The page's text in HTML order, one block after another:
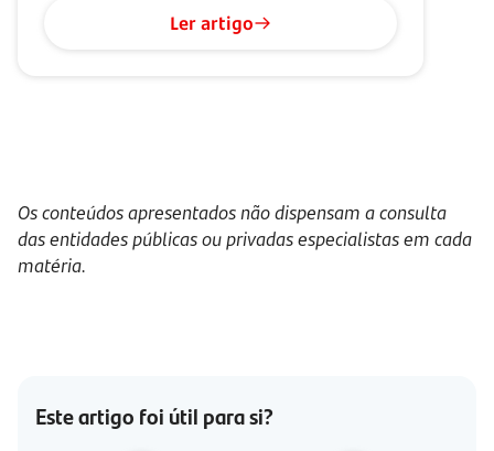
Ler artigo
Os conteúdos apresentados não dispensam a consulta
das entidades públicas ou privadas especialistas em cada
matéria.
Este artigo foi útil para si?